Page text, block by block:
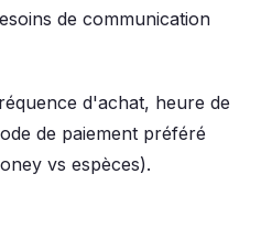
de communication
d'achat, heure de
de paiement préféré
vs espèces).